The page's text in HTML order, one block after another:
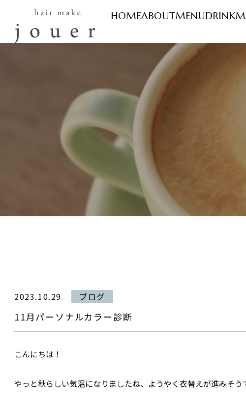
HOMEABOUTMENUDRINK
2023.10.29 ブログ
11月パーソナルカラー診断
こんにちは！
やっと秋らしい気温になりましたね、ようやく衣替えが進みそう